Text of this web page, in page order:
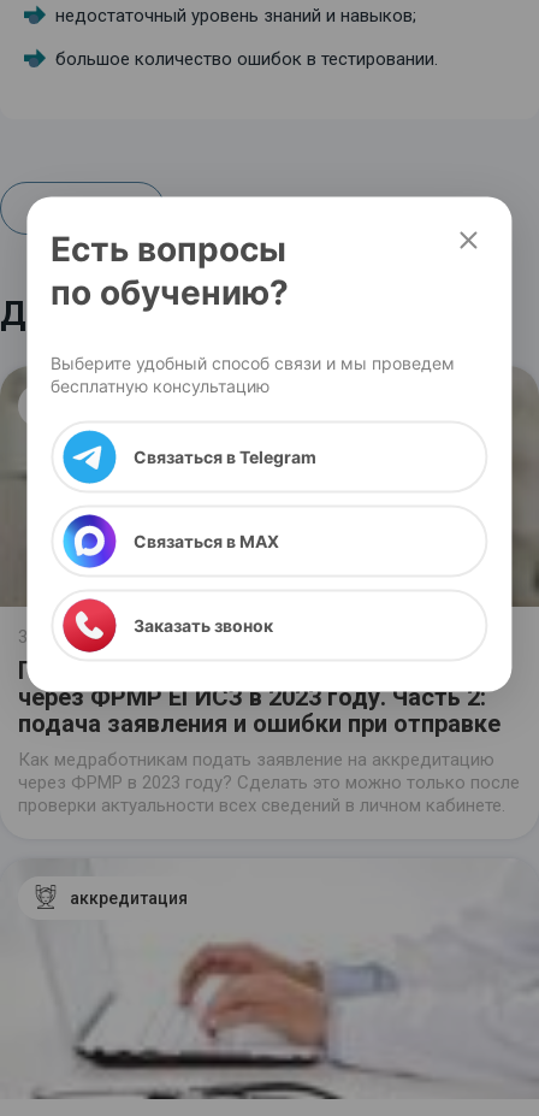
недостаточный уровень знаний и навыков;
большое количество ошибок в тестировании.
Другие статьи по теме
31.05.2023
Подача документов на аккредитацию
через ФРМР ЕГИСЗ в 2023 году. Часть 2:
подача заявления и ошибки при отправке
Как медработникам подать заявление на аккредитацию
через ФРМР в 2023 году? Сделать это можно только после
проверки актуальности всех сведений в личном кабинете.
аккредитация
Есть вопросы
по обучению?
Выберите удобный способ связи и мы проведем
бесплатную консультацию
Я выражаю согласие на передачу и обработку
персональных данных
в соответствии с "
конфиденциальности"
Связаться в Telegram
Связаться в MAX
Заказать звонок